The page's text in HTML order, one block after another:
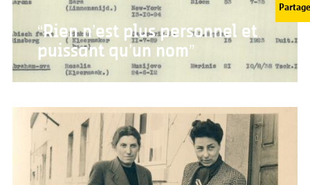
“Rien n’est plus personnel et
puissant qu’un nom”